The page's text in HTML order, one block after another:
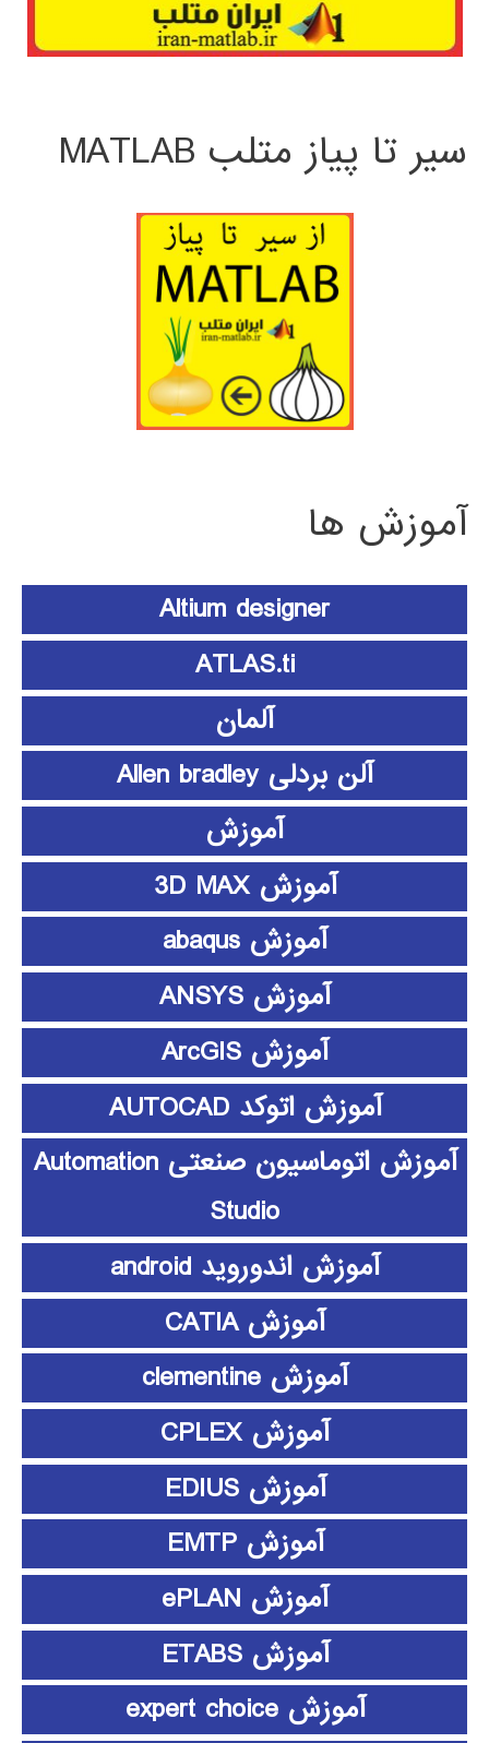
سیر تا پیاز متلب MATLAB
آموزش ها
Altium designer
ATLAS.ti
آلمان
آلن بردلی Allen bradley
آموزش
آموزش 3D MAX
آموزش abaqus
آموزش ANSYS
آموزش ArcGIS
آموزش اتوکد AUTOCAD
آموزش اتوماسیون صنعتی Automation
Studio
آموزش اندوروید android
آموزش CATIA
آموزش clementine
آموزش CPLEX
آموزش EDIUS
آموزش EMTP
آموزش ePLAN
آموزش ETABS
آموزش expert choice